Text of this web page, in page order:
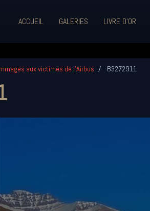
ACCUEIL GALERIES LIVRE D'OR
aux victimes de l'Airbus B3272911